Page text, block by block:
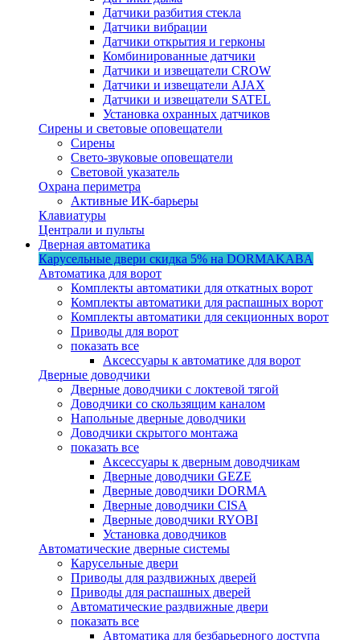
Датчики разбития стекла
Датчики вибрации
Датчики открытия и герконы
Комбинированные датчики
Датчики и извещатели CROW
Датчики и извещатели AJAX
Датчики и извещатели SATEL
Установка охранных датчиков
Сирены и световые оповещатели
Сирены
Свето-звуковые оповещатели
Световой указатель
Охрана периметра
Активные ИК-барьеры
Клавиатуры
Централи и пульты
Дверная автоматика
Карусельные двери скидка 5% на DORMAKABA
Автоматика для ворот
Комплекты автоматики для откатных ворот
Комплекты автоматики для распашных ворот
Комплекты автоматики для секционных ворот
Приводы для ворот
показать все
Аксессуары к автоматике для ворот
Дверные доводчики
Дверные доводчики с локтевой тягой
Доводчики со скользящим каналом
Напольные дверные доводчики
Доводчики скрытого монтажа
показать все
Аксессуары к дверным доводчикам
Дверные доводчики GEZE
Дверные доводчики DORMA
Дверные доводчики CISA
Дверные доводчики RYOBI
Установка доводчиков
Автоматические дверные системы
Карусельные двери
Приводы для раздвижных дверей
Приводы для распашных дверей
Автоматические раздвижные двери
показать все
Автоматика для безбарьерного доступа